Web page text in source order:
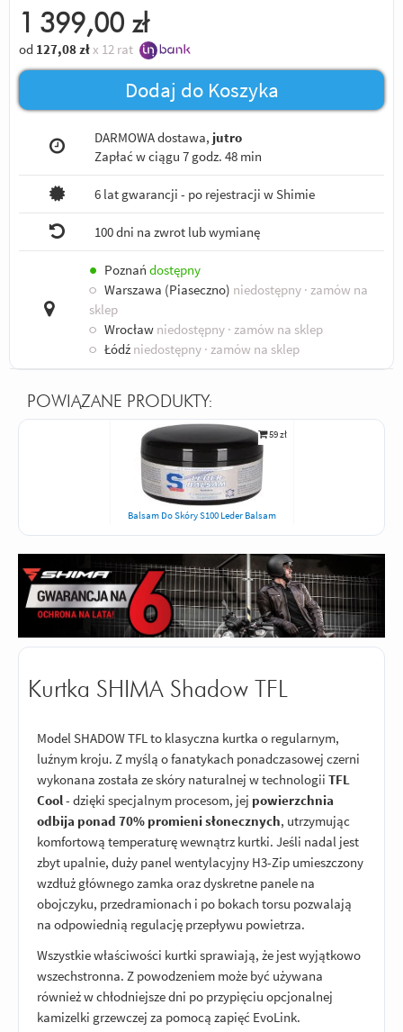
1 399,00 zł
od 127,08 zł x 12 rat
Dodaj do Koszyka
DARMOWA dostawa, jutro
Zapłać w ciągu7 godz. 48 min
6 lat gwarancji - po rejestracji w Shimie
100 dni na zwrot lub wymianę
● Poznań dostępny
○ Warszawa (Piaseczno) niedostępny · zamów na
sklep
○ Wrocław niedostępny · zamów na sklep
○ Łódź niedostępny · zamów na sklep
POWIĄZANE PRODUKTY:
59 zł
Balsam Do Skóry S100 Leder Balsam
Kurtka SHIMA Shadow TFL
Model SHADOW TFL to klasyczna kurtka o regularnym,
luźnym kroju. Z myślą o fanatykach ponadczasowej czerni
wykonana została ze skóry naturalnej w technologii TFL
Cool- dzięki specjalnym procesom, jej powierzchnia
odbija ponad 70% promieni słonecznych, utrzymując
komfortową temperaturę wewnątrz kurtki. Jeśli nadal jest
zbyt upalnie, duży panel wentylacyjny H3-Zip umieszczony
wzdłuż głównego zamka oraz dyskretne panele na
obojczyku, przedramionach i po bokach torsu pozwalają
na odpowiednią regulację przepływu powietrza.
Wszystkie właściwości kurtki sprawiają, że jest wyjątkowo
wszechstronna. Z powodzeniem może być używana
również w chłodniejsze dni po przypięciu opcjonalnej
kamizelki grzewczej za pomocą zapięć EvoLink.